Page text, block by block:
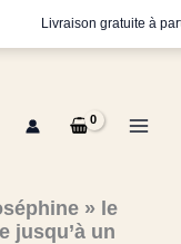
Livraison gratuite à
» le
jusqu’à un